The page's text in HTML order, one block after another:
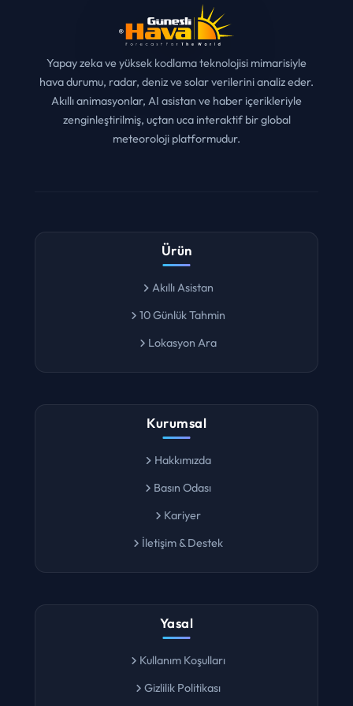
Yapay zeka ve yüksek kodlama teknolojisi mimarisiyle
hava durumu, radar, deniz ve solar verilerini analiz eder.
Akıllı animasyonlar, AI asistan ve haber içerikleriyle
zenginleştirilmiş, uçtan uca interaktif bir global
Ürün
Kurumsal
Yasal